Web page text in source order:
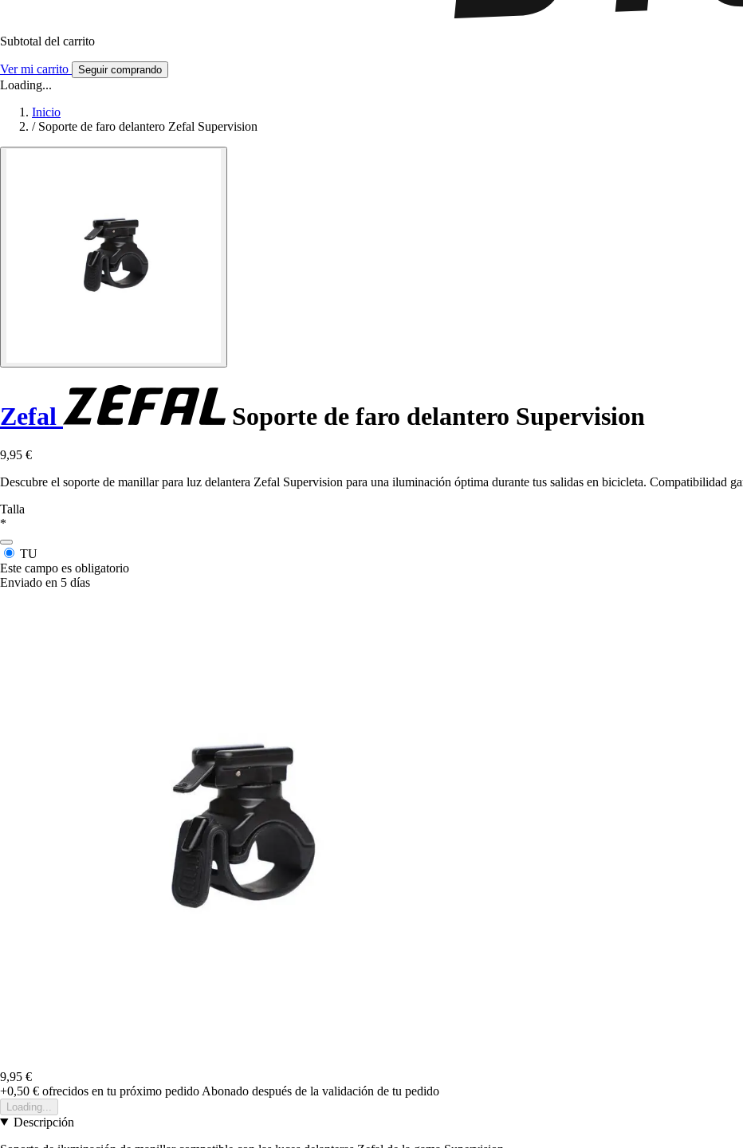
Subtotal del carrito
Ver mi carrito Seguir comprando
Loading...
Inicio
/ Soporte de faro delantero Zefal Supervision
Zefal Soporte de faro delantero Supervision
9,95 €
Descubre el soporte de manillar para luz delantera Zefal Supervision para una iluminación óptima durante tus salidas en bicicleta. Compatibilidad
Talla
*
TU
Este campo es obligatorio
Enviado en 5 días
9,95 €
+0,50 € ofrecidos en tu próximo pedido Abonado después de la validación de tu pedido
Loading...
Descripción